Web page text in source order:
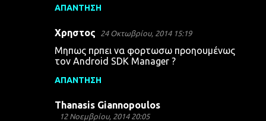
ΑΠΆΝΤΗΣΗ
Χρηστος 24 Οκτωβρίου, 2014 15:19
Μηπως πρπει να φορτωσω προηουμένως
τον Android SDK Manager ?
ΑΠΆΝΤΗΣΗ
Thanasis Giannopoulos
12 Νοεμβρίου, 2014 20:05